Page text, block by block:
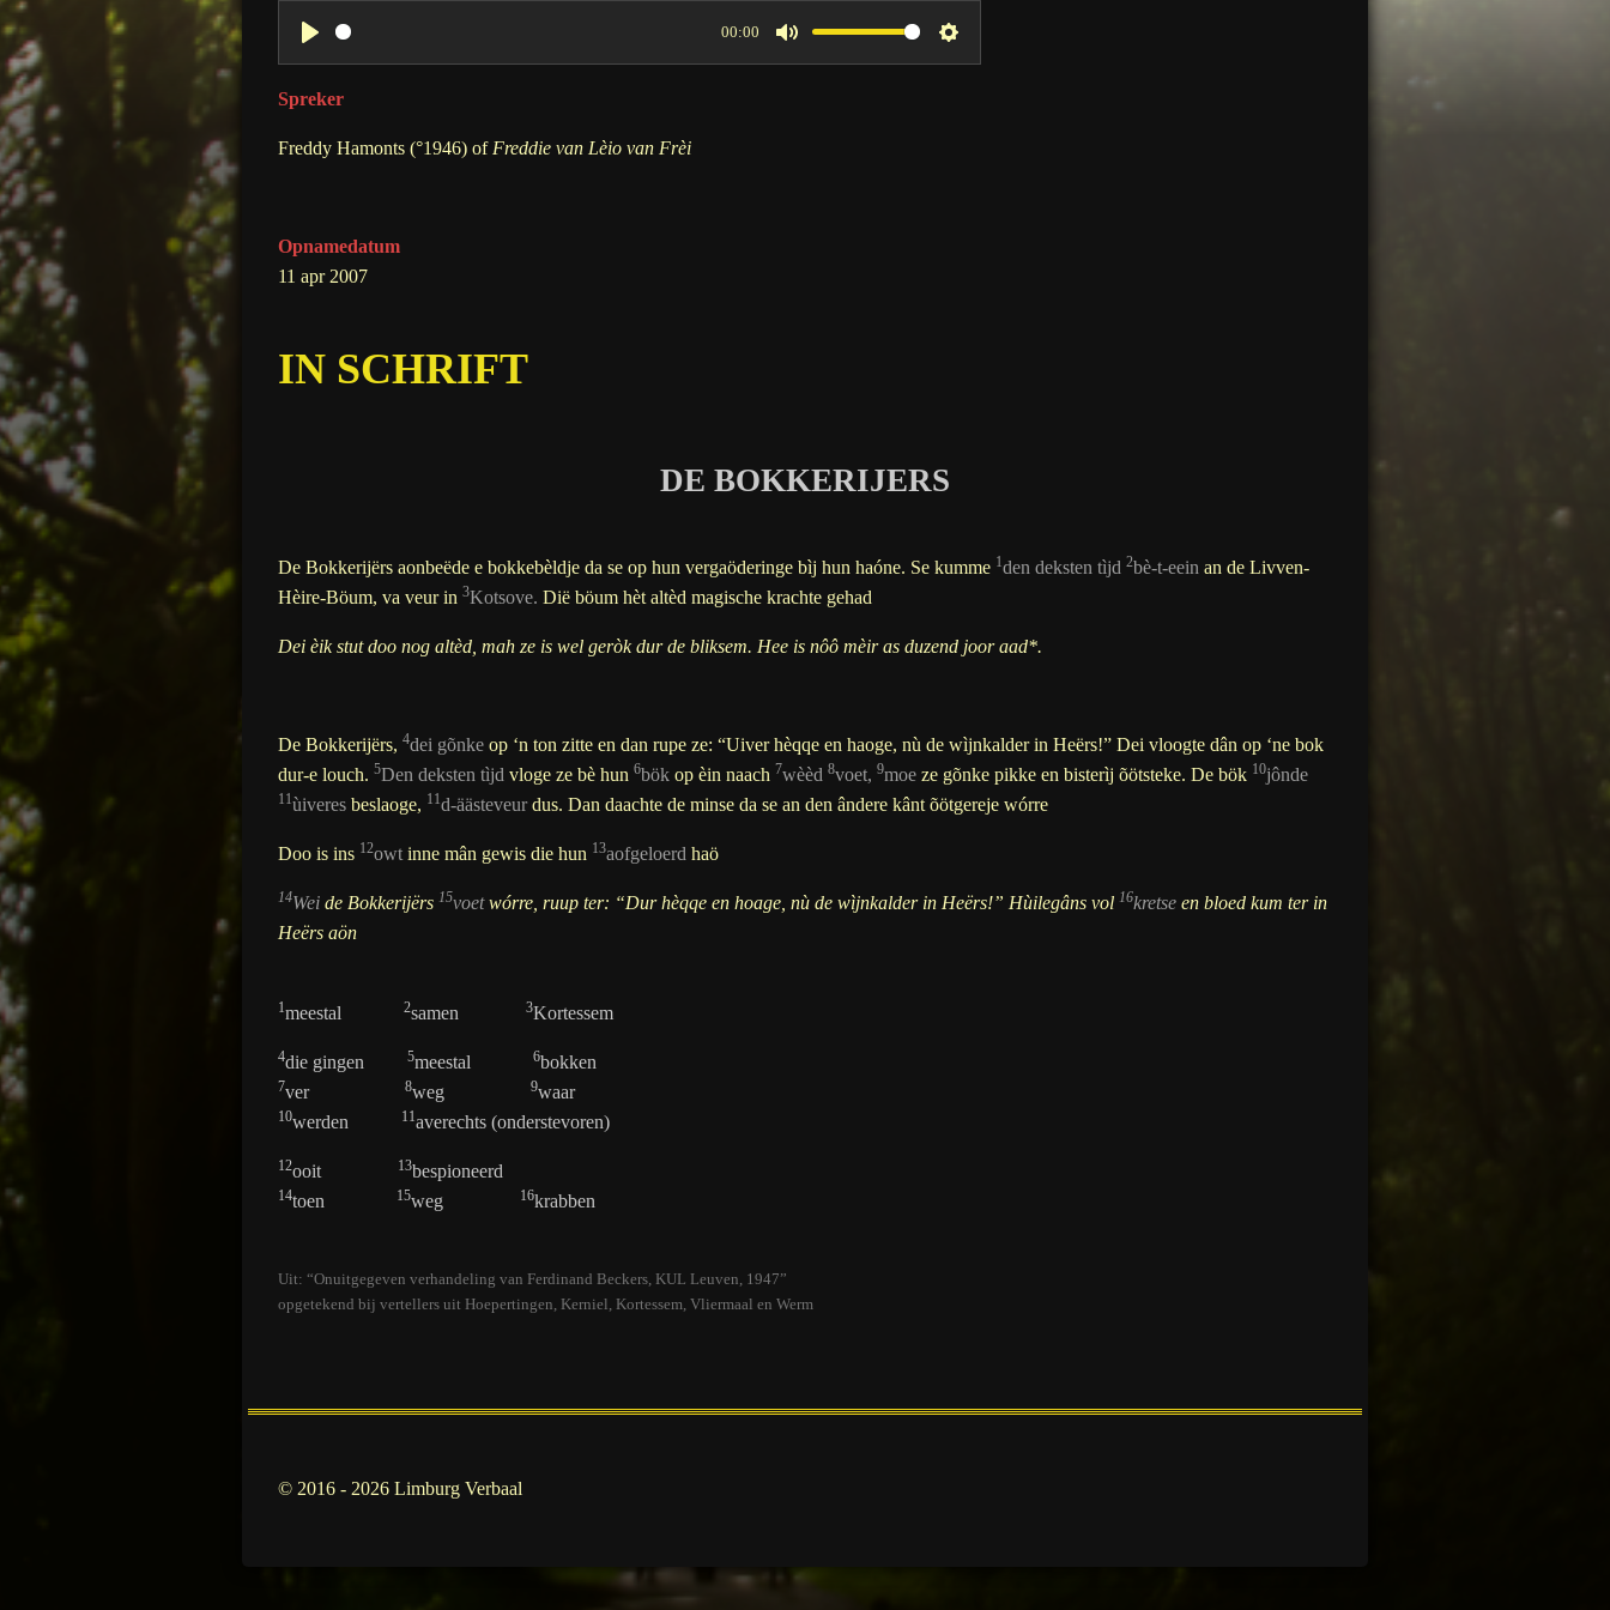
P
l
y
00:00
M
S
Spreker
Freddy Hamonts (°1946) of Freddie van Lèio van Frèi
Opnamedatum
11 apr 2007
IN SCHRIFT
DE BOKKERIJERS
De Bokkerijërs aonbeëde e bokkebèldje da se op hun vergaöderinge bìj hun haóne. Se kumme 1den deksten tìjd 2bè-t-eein an de Livven-
Hèire-Böum, va veur in 3Kotsove. Dië böum hèt altèd magische krachte gehad
Dei èik stut doo nog altèd, mah ze is wel geròk dur de bliksem. Hee is nôô mèir as duzend joor aad*.
De Bokkerijërs, 4dei gõnke op ‘n ton zitte en dan rupe ze: “Uiver hèqqe en haoge, nù de wìjnkalder in Heërs!” Dei vloogte dân op ‘ne bok
dur-e louch. 5Den deksten tìjd vloge ze bè hun 6bök op èin naach 7wèèd 8voet, 9moe ze gõnke pikke en bisterìj õötsteke. De bök 10jônde
11ùiveres beslaoge, 11d-äästeveurdus. Dan daachte de minse da se an den ândere kânt õötgereje wórre
Doo is ins 12owt inne mân gewis die hun 13aofgeloerd haö
14Wei de Bokkerijërs 15voetwórre, ruup ter: “Dur hèqqe en hoage, nù de wìjnkalder in Heërs!” Hùilegâns vol 16kretse en bloed kum ter in
Heërs aön
1meestal 2samen 3Kortessem
4die gingen 5meestal 6bokken
7ver 8weg 9waar
10werden 11averechts (onderstevoren)
12ooit 13bespioneerd
14toen 15weg 16krabben
Uit: “Onuitgegeven verhandeling van Ferdinand Beckers, KUL Leuven, 1947”
opgetekend bij vertellers uit Hoepertingen, Kerniel, Kortessem, Vliermaal en Werm
© 2016 - 2026 Limburg Verbaal